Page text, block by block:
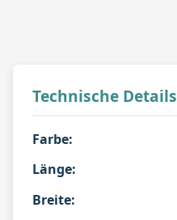
Technische Details
Farbe:
Länge:
Breite: